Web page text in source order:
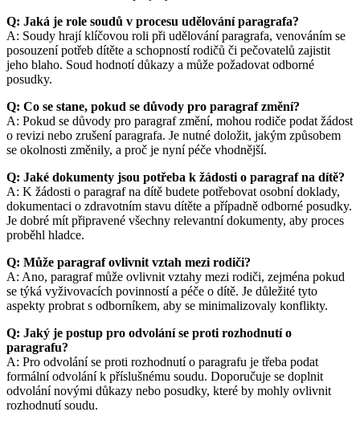
Q: Jaká je role soudů v procesu udělování paragrafa?
A: Soudy hrají klíčovou roli při udělování paragrafa, venováním se
posouzení potřeb dítěte a schopností rodičů či pečovatelů zajistit
jeho blaho. Soud hodnotí důkazy a může požadovat odborné
posudky.
Q: Co se stane, pokud se důvody pro paragraf změní?
A: Pokud se důvody pro paragraf změní, mohou rodiče podat žádost
o revizi nebo zrušení paragrafa. Je nutné doložit, jakým způsobem
se okolnosti změnily, a proč je nyní péče vhodnější.
Q: Jaké dokumenty jsou potřeba k žádosti o paragraf na dítě?
A: K žádosti o paragraf na dítě budete potřebovat osobní doklady,
dokumentaci o zdravotním stavu dítěte a případně odborné posudky.
Je dobré mít připravené všechny relevantní dokumenty, aby proces
proběhl hladce.
Q: Může paragraf ovlivnit vztah mezi rodiči?
A: Ano, paragraf může ovlivnit vztahy mezi rodiči, zejména pokud
se týká vyživovacích povinností a péče o dítě. Je důležité tyto
aspekty probrat s odborníkem, aby se minimalizovaly konflikty.
Q: Jaký je postup pro odvolání se proti rozhodnutí o
paragrafu?
A: Pro odvolání se proti rozhodnutí o paragrafu je třeba podat
formální odvolání k příslušnému soudu. Doporučuje se doplnit
odvolání novými důkazy nebo posudky, které by mohly ovlivnit
rozhodnutí soudu.